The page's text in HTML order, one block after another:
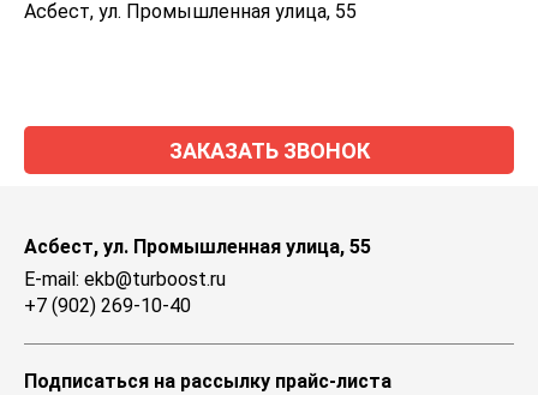
Асбест, ул. Промышленная улица, 55
ЗАКАЗАТЬ ЗВОНОК
Асбест, ул. Промышленная улица, 55
E-mail: ekb@turboost.ru
+7 (902) 269-10-40
Подписаться на рассылку прайс-листа